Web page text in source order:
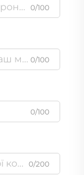
0/100
0/100
0/100
0/200